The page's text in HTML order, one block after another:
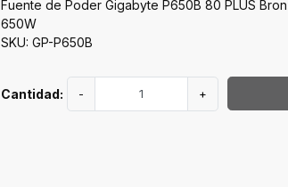
Fuente de Poder Gigabyte P650B 80 PLUS
650W
SKU: GP-P650B
Cantidad: - +